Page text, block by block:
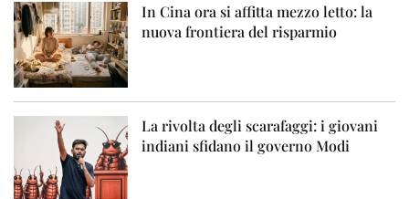
In Cina ora si affitta mezzo letto: la
nuova frontiera del risparmio
La rivolta degli scarafaggi: i giovani
indiani sfidano il governo Modi